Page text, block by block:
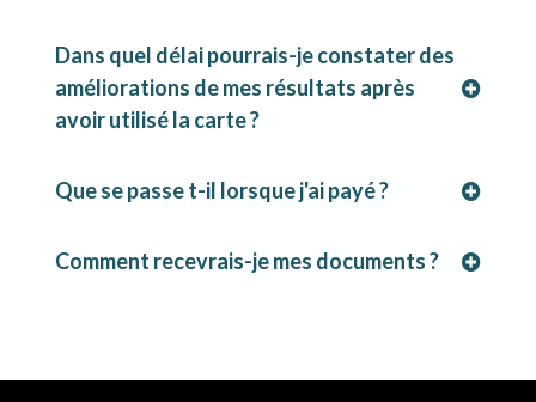
Dans quel délai pourrais-je constater des
améliorations de mes résultats après
avoir utilisé la carte ?
Que se passe t-il lorsque j'ai payé ?
Comment recevrais-je mes documents ?